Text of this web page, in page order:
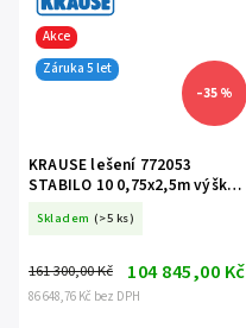
Akce
Záruka 5 let
–35 %
KRAUSE lešení 772053
STABILO 10 0,75x2,5m výška
Skladem (>5 ks)
86 648,76 Kč bez DPH
161 300,00 Kč 104 845,00 Kč